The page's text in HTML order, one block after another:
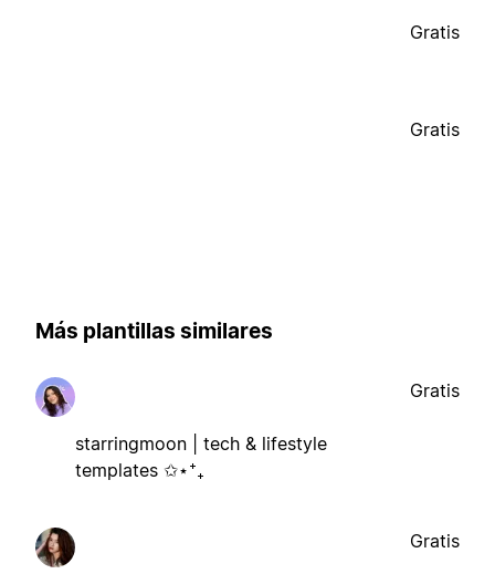
Gratis
Gratis
Más plantillas similares
starringmoon | tech & lifestyle
templates ✩⋆⁺₊
Gratis
Gratis